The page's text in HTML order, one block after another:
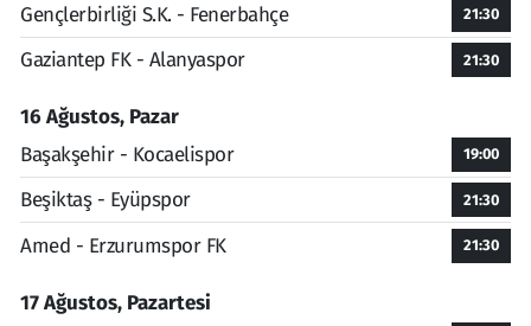
Gençlerbirliği S.K. - Fenerbahçe 21:30
Gaziantep FK - Alanyaspor 21:30
16 Ağustos, Pazar
Başakşehir - Kocaelispor
19:00
Beşiktaş - Eyüpspor 21:30
Amed - Erzurumspor FK 21:30
17 Ağustos, Pazartesi